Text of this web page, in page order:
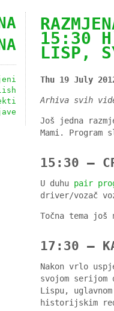
15:30
LISP,
Thu 19 July
Arhiva svih
Još jedna
Mami.
15:30 —
U duhu pair
driver/vozač
Točna tema
17:30 —
Nakon vrlo
svojom
Lispu,
historijskim